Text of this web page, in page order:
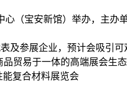
（宝安新馆）举办，主
及参展企业，预计会吸
贸易于一体的高端展会生态
能复合材料展览会